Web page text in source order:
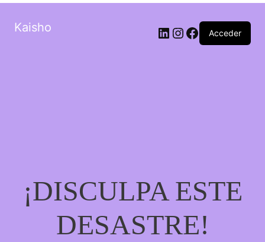
Kaisho LinkedIn Instagram Facebook Acceder
¡DISCULPA ESTE
DESASTRE!